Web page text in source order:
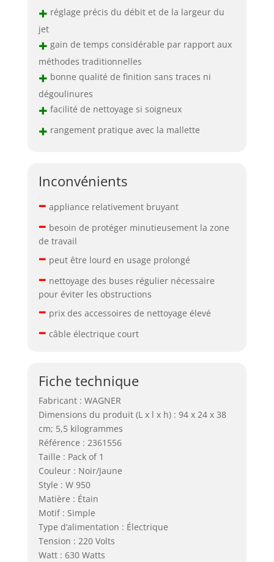
+ réglage précis du débit et de la largeur du
jet
+ gain de temps considérable par rapport aux
méthodes traditionnelles
+ bonne qualité de finition sans traces ni
dégoulinures
+ facilité de nettoyage si soigneux
+ rangement pratique avec la mallette
Inconvénients
– appliance relativement bruyant
– besoin de protéger minutieusement la zone
de travail
– peut être lourd en usage prolongé
– nettoyage des buses régulier nécessaire
pour éviter les obstructions
– prix des accessoires de nettoyage élevé
– câble électrique court
Fiche technique
Fabricant : WAGNER
Dimensions du produit (L x l x h) : 94 x 24 x 38
cm; 5,5 kilogrammes
Référence : 2361556
Taille : Pack of 1
Couleur : Noir/Jaune
Style : W 950
Matière : Étain
Motif : Simple
Type d’alimentation : Électrique
Tension : 220 Volts
Watt : 630 Watts